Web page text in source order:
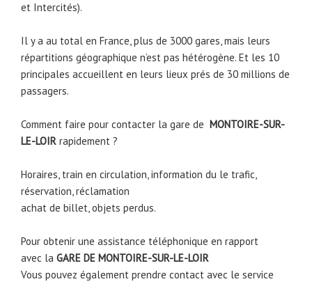
et Intercités).
Il y a au total en France, plus de 3000 gares, mais leurs
répartitions géographique n’est pas hétérogène. Et les 10
principales accueillent en leurs lieux prés de 30 millions de
passagers.
Comment faire pour contacter la gare de MONTOIRE-SUR-
LE-LOIR rapidement ?
Horaires, train en circulation, information du le trafic,
réservation, réclamation
achat de billet, objets perdus.
Pour obtenir une assistance téléphonique en rapport
avec la GARE DE MONTOIRE-SUR-LE-LOIR
Vous pouvez également prendre contact avec le service